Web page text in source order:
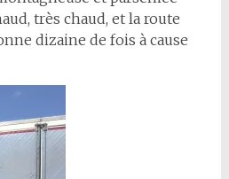
très chaud, et la route
dizaine de fois à cause